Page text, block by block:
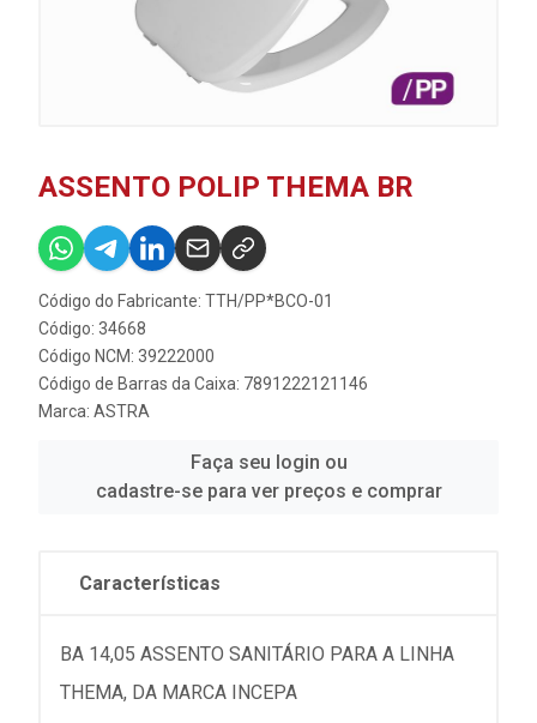
ASSENTO POLIP THEMA BR
Código do Fabricante: TTH/PP*BCO-01
Código: 34668
Código NCM: 39222000
Código de Barras da Caixa: 7891222121146
Marca: ASTRA
Faça seu login ou
cadastre-se para ver preços e comprar
Características
BA 14,05 ASSENTO SANITÁRIO PARA A LINHA
THEMA, DA MARCA INCEPA